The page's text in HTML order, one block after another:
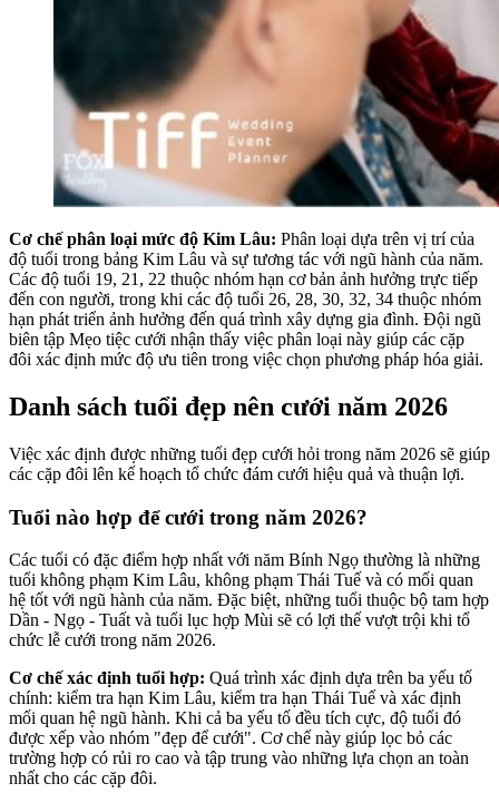
Cơ chế phân loại mức độ Kim Lâu: Phân loại dựa trên vị trí của
độ tuổi trong bảng Kim Lâu và sự tương tác với ngũ hành của năm.
Các độ tuổi 19, 21, 22 thuộc nhóm hạn cơ bản ảnh hưởng trực tiếp
đến con người, trong khi các độ tuổi 26, 28, 30, 32, 34 thuộc nhóm
hạn phát triển ảnh hưởng đến quá trình xây dựng gia đình. Đội ngũ
biên tập Mẹo tiệc cưới nhận thấy việc phân loại này giúp các cặp
đôi xác định mức độ ưu tiên trong việc chọn phương pháp hóa giải.
Danh sách tuổi đẹp nên cưới năm 2026
Việc xác định được những tuổi đẹp cưới hỏi trong năm 2026 sẽ giúp
các cặp đôi lên kế hoạch tổ chức đám cưới hiệu quả và thuận lợi.
Tuổi nào hợp để cưới trong năm 2026?
Các tuổi có đặc điểm hợp nhất với năm Bính Ngọ thường là những
tuổi không phạm Kim Lâu, không phạm Thái Tuế và có mối quan
hệ tốt với ngũ hành của năm. Đặc biệt, những tuổi thuộc bộ tam hợp
Dần - Ngọ - Tuất và tuổi lục hợp Mùi sẽ có lợi thế vượt trội khi tổ
chức lễ cưới trong năm 2026.
Cơ chế xác định tuổi hợp: Quá trình xác định dựa trên ba yếu tố
chính: kiểm tra hạn Kim Lâu, kiểm tra hạn Thái Tuế và xác định
mối quan hệ ngũ hành. Khi cả ba yếu tố đều tích cực, độ tuổi đó
được xếp vào nhóm "đẹp để cưới". Cơ chế này giúp lọc bỏ các
trường hợp có rủi ro cao và tập trung vào những lựa chọn an toàn
nhất cho các cặp đôi.